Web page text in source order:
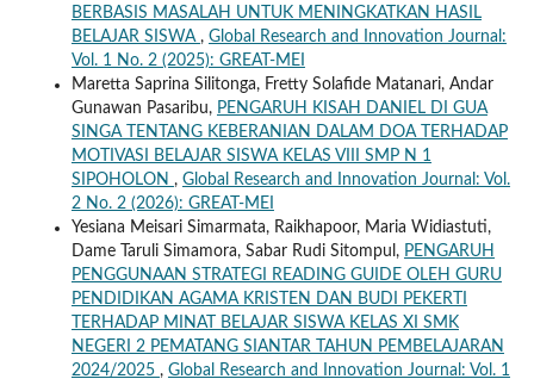
BERBASIS MASALAH UNTUK MENINGKATKAN HASIL
BELAJAR SISWA , Global Research and Innovation Journal:
Vol. 1 No. 2 (2025): GREAT-MEI
Maretta Saprina Silitonga, Fretty Solafide Matanari, Andar
Gunawan Pasaribu, PENGARUH KISAH DANIEL DI GUA
SINGA TENTANG KEBERANIAN DALAM DOA TERHADAP
MOTIVASI BELAJAR SISWA KELAS VIII SMP N 1
SIPOHOLON , Global Research and Innovation Journal: Vol.
2 No. 2 (2026): GREAT-MEI
Yesiana Meisari Simarmata, Raikhapoor, Maria Widiastuti,
Dame Taruli Simamora, Sabar Rudi Sitompul, PENGARUH
PENGGUNAAN STRATEGI READING GUIDE OLEH GURU
PENDIDIKAN AGAMA KRISTEN DAN BUDI PEKERTI
TERHADAP MINAT BELAJAR SISWA KELAS XI SMK
NEGERI 2 PEMATANG SIANTAR TAHUN PEMBELAJARAN
2024/2025 , Global Research and Innovation Journal: Vol. 1